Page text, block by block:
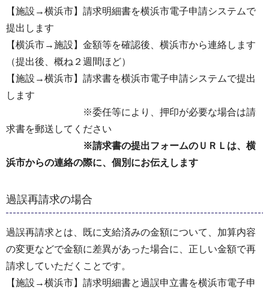
【施設→横浜市】請求明細書を横浜市電子申請システムで
提出します
【横浜市→施設】金額等を確認後、横浜市から連絡します
（提出後、概ね２週間ほど）
【施設→横浜市】請求書を横浜市電子申請システムで提出
します
※委任等により、押印が必要な場合は請
求書を郵送してください
※請求書の提出フォームのＵＲＬは、横
浜市からの連絡の際に、個別にお伝えします
過誤再請求の場合
過誤再請求とは、既に支給済みの金額について、加算内容
の変更などで金額に差異があった場合に、正しい金額で再
請求していただくことです。
【施設→横浜市】請求明細書と過誤申立書を横浜市電子申